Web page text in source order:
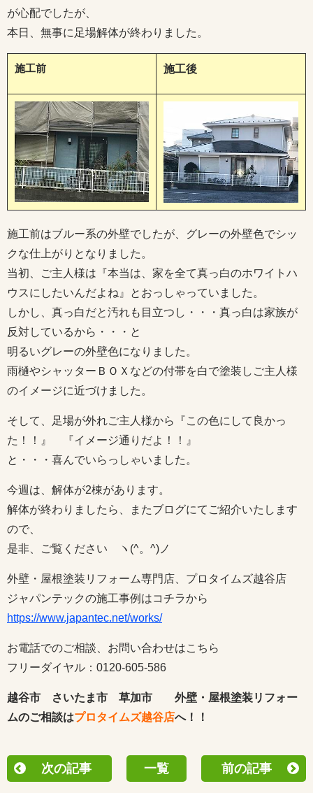
が心配でしたが、
本日、無事に足場解体が終わりました。
施工前 施工後
施工前はブルー系の外壁でしたが、グレーの外壁色でシッ
クな仕上がりとなりました。
当初、ご主人様は『本当は、家を全て真っ白のホワイトハ
ウスにしたいんだよね』とおっしゃっていました。
しかし、真っ白だと汚れも目立つし・・・真っ白は家族が
反対しているから・・・と
明るいグレーの外壁色になりました。
雨樋やシャッターＢＯＸなどの付帯を白で塗装しご主人様
のイメージに近づけました。
そして、足場が外れご主人様から『この色にして良かっ
た！！』 『イメージ通りだよ！！』
と・・・喜んでいらっしゃいました。
今週は、解体が2棟があります。
解体が終わりましたら、またブログにてご紹介いたします
ので、
是非、ご覧ください ヽ(^。^)ノ
外壁・屋根塗装リフォーム専門店、プロタイムズ越谷店
ジャパンテックの施工事例はコチラから
https://www.japantec.net/works/
お電話でのご相談、お問い合わせはこちら
フリーダイヤル：0120-605-586
越谷市 さいたま市 草加市 外壁・屋根塗装リフォー
ムのご相談はプロタイムズ越谷店へ！！
次の記事 一覧 前の記事